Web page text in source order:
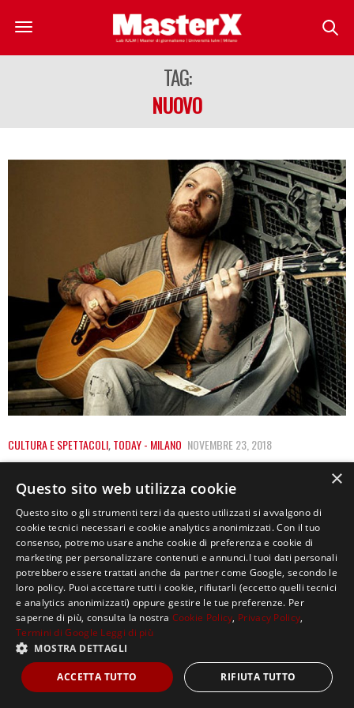
TAG:
NUOVO
CULTURA E SPETTACOLI,TODAY - MILANO NOVEMBRE 23, 2018
IL CANTAUTORE MILANESE JACK JASELLI
“TORNA A CASA” CON IL NUOVO ALBUM
Esce oggi il nuovo album di Jack Jaselli, che per la prima
volta sorprende il…
Copyright ©2021, MASTERX Tutti i diritti riservati.
×
Questo sito web utilizza cookie
Questo sito o gli strumenti terzi da questo utilizzati si avvalgono di
cookie tecnici necessari e cookie analytics anonimizzati. Con il tuo
consenso, potremo usare anche cookie di preferenza e cookie di
marketing per personalizzare contenuti e annunci.I tuoi dati personali
potrebbero essere trattati anche da partner come Google, secondo le
loro policy. Puoi accettare tutti i cookie, rifiutarli (eccetto quelli tecnici
e analytics anonimizzati) oppure gestire le tue preferenze. Per
saperne di più, consulta la nostra Cookie Policy, Privacy Policy,
Termini di Google Leggi di più
MOSTRA DETTAGLI
ACCETTA TUTTO RIFIUTA TUTTO